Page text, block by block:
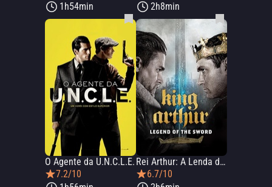
1h54min
2h8min
O Agente da U.N.C.L.E.
7.2/10
Rei Arthur: A Lenda da Espada
6.7/10